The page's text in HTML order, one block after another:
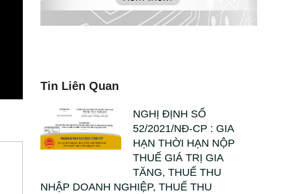
Tin Liên Quan
NGHỊ ĐỊNH SỐ
52/2021/NĐ-CP : GIA
HẠN THỜI HẠN NỘP
THUẾ GIÁ TRỊ GIA
TĂNG, THUẾ THU
NHẬP DOANH NGHIỆP, THUẾ THU